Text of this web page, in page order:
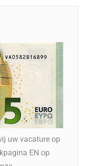
uw vacature op
EN op